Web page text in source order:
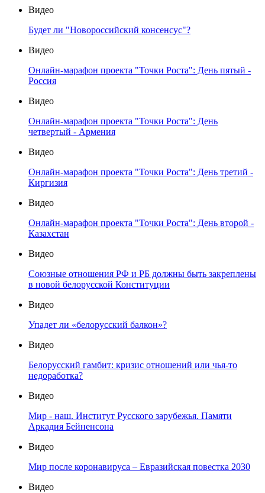
Видео
Будет ли "Новороссийский консенсус"?
Видео
Онлайн-марафон проекта "Точки Роста": День пятый -
Россия
Видео
Онлайн-марафон проекта "Точки Роста": День
четвертый - Армения
Видео
Онлайн-марафон проекта "Точки Роста": День третий -
Киргизия
Видео
Онлайн-марафон проекта "Точки Роста": День второй -
Казахстан
Видео
Союзные отношения РФ и РБ должны быть закреплены
в новой белорусской Конституции
Видео
Упадет ли «белорусский балкон»?
Видео
Белорусский гамбит: кризис отношений или чья-то
недоработка?
Видео
Мир - наш. Институт Русского зарубежья. Памяти
Аркадия Бейненсона
Видео
Мир после коронавируса – Евразийская повестка 2030
Видео